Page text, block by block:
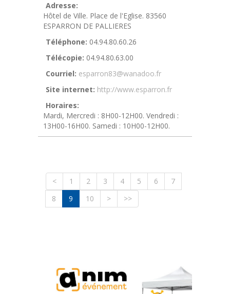
Adresse:
Hôtel de Ville. Place de l'Eglise. 83560
ESPARRON DE PALLIERES
Téléphone: 04.94.80.60.26
Télécopie: 04.94.80.63.00
Courriel: esparron83@wanadoo.fr
Site internet: http://www.esparron.fr
Horaires:
Mardi, Mercredi : 8H00-12H00. Vendredi :
13H00-16H00. Samedi : 10H00-12H00.
< 1 2 3 4 5 6
7
8
9 10 > >>